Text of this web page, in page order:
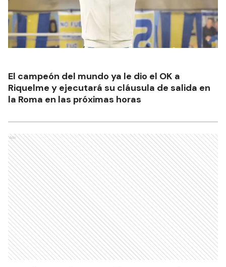
El campeón del mundo ya le dio el OK a
Riquelme y ejecutará su cláusula de salida en
la Roma en las próximas horas
Ads